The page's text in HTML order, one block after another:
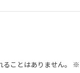
ことはありません。 ※